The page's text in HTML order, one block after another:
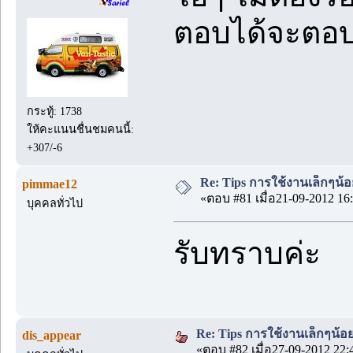
กระทู้: 1738
ให้คะแนนชื่นชมคนนี้:
+307/-6
ตอบได้จะตอ
pimmae12
บุคคลทั่วไป
Re: Tips การใช้งานเล็กๆน้อ
«ตอบ #81 เมื่อ21-09-2012
รับทราบค่ะ
dis_appear
Re: Tips การใช้งานเล็กๆน้อ
«ตอบ #82 เมื่อ27-09-2012